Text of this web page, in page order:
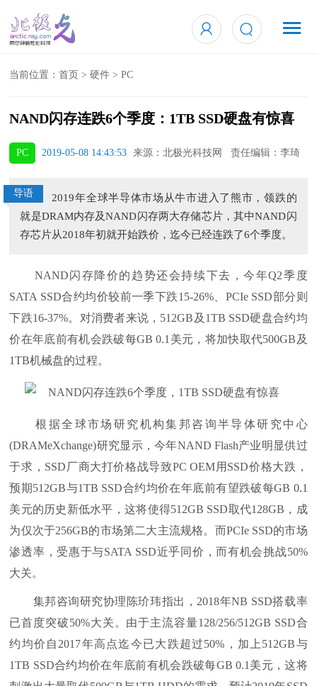
当前位置：首页 >硬件 >PC
NAND闪存连跌6个季度：1TB SSD硬盘有惊喜
PC 2019-05-08 14:43:53 来源：北极光科技网 责任编辑：李琦
导语
2019年全球半导体市场从牛市进入了熊市，领跌的
就是DRAM内存及NAND闪存两大存储芯片，其中NAND闪
存芯片从2018年初就开始跌价，迄今已经连跌了6个季度。
NAND闪存降价的趋势还会持续下去，今年Q2季度
SATA SSD合约均价较前一季下跌15-26%、PCIe SSD部分则
下跌16-37%。对消费者来说，512GB及1TB SSD硬盘合约均
价在年底前有机会跌破每GB 0.1美元，将加快取代500GB及
1TB机械盘的过程。
根据全球市场研究机构集邦咨询半导体研究中心
(DRAMeXchange)研究显示，今年NAND Flash产业明显供过
于求，SSD厂商大打价格战导致PC OEM用SSD价格大跌，
预期512GB与1TB SSD合约均价在年底前有望跌破每GB 0.1
美元的历史新低水平，这将使得512GB SSD取代128GB，成
为仅次于256GB的市场第二大主流规格。而PCIe SSD的市场
渗透率，受惠于与SATA SSD近乎同价，而有机会挑战50%
大关。
集邦咨询研究协理陈玠玮指出，2018年NB SSD搭载率
已首度突破50%大关。由于主流容量128/256/512GB SSD合
约均价自2017年高点迄今已大跌超过50%，加上512GB与
1TB SSD合约均价在年底前有机会跌破每GB 0.1美元，这将